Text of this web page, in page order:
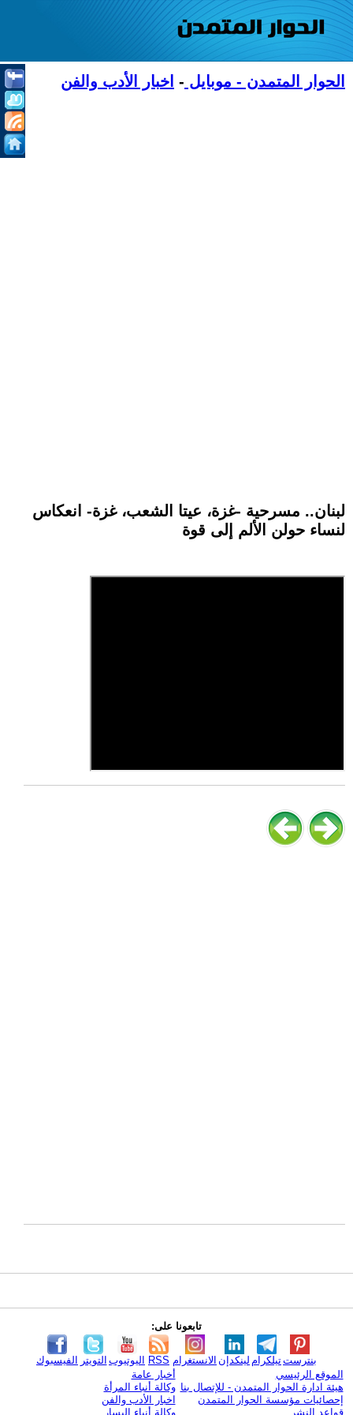
الحوار المتمدن - موبايل - اخبار الأدب والفن
لبنان.. مسرحية -غزة، عيتا الشعب، غزة- انعكاس
لنساء حولن الألم إلى قوة
تابعونا على:
الفيسبوك التويتر اليوتيوب RSS الانستغرام لينكدإن تيلكرامبنترست
الموقع الرئيسي
هيئة ادارة الحوار المتمدن - للإتصال بنا
إحصائيات مؤسسة الحوار المتمدن
قواعد النشر
أخبار عامة
وكالة أنباء المرأة
اخبار الأدب والفن
وكالة أنباء اليسار